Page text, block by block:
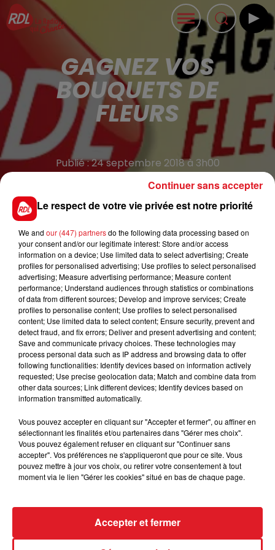
GAGNEZ VOS
BOUQUETS DE
FLEURS
Publié : 24 septembre 2018 à 3h00
Les Fleuristes Interflora du Pas de Calais et RDL RADIO
fêtent la Saint Fleur le 05 octobre. Un beau bouquet,
une belle compo, une plante verte. 25€ pour vous
faire plaisir chez le fleuriste de votre choix.
Inscrivez-vous afin de participer au tirage au sort.
Bonne Chance.
Les gagnants seront contactés par téléphone..
Le jeu est terminé
RADIO
MÉDIAS
Le respect de votre vie privée est notre priorité
We and our (447) partnersdo the following data processing based on
your consent and/or our legitimate interest: Store and/or access
information on a device; Use limited data to select advertising; Create
profiles for personalised advertising; Use profiles to select personalised
advertising; Measure advertising performance; Measure content
performance; Understand audiences through statistics or combinations
of data from different sources; Develop and improve services; Create
profiles to personalise content; Use profiles to select personalised
content; Use limited data to select content; Ensure security, prevent and
detect fraud, and fix errors; Deliver and present advertising and content;
Save and communicate privacy choices. These technologies may
process personal data such as IP address and browsing data to offer
following functionalities: Identify devices based on information actively
requested; Use precise geolocation data; Match and combine data from
other data sources; Link different devices; Identify devices based on
information transmitted automatically.
Vous pouvez accepter en cliquant sur "Accepter et fermer", ou affiner en
sélectionnant les finalités et/ou partenaires dans "Gérer mes choix".
Vous pouvez également refuser en cliquant sur "Continuer sans
accepter". Vos préférences ne s'appliqueront que pour ce site. Vous
pouvez mettre à jour vos choix, ou retirer votre consentement à tout
moment via le lien "Gérer les cookies" situé en bas de chaque page.
Accepter et fermer
Continuer sans accepter